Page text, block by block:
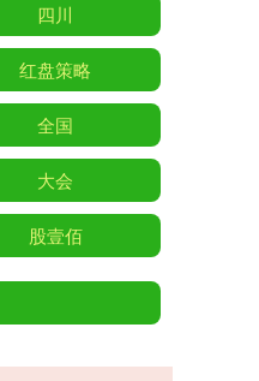
四川
红盘策略
全国
大会
股壹佰